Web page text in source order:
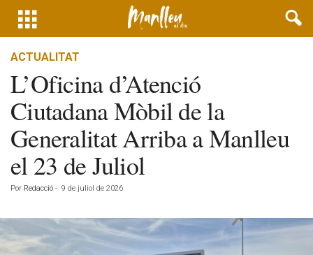
ACTUALITAT
L’Oficina d’Atenció
Ciutadana Mòbil de la
Generalitat Arriba a Manlleu
el 23 de Juliol
Por Redacció - 9 de juliol de 2026